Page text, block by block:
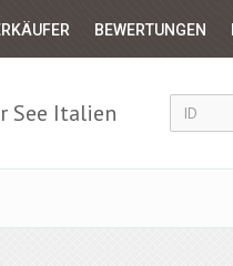
BEWERTUNGEN
See Italien